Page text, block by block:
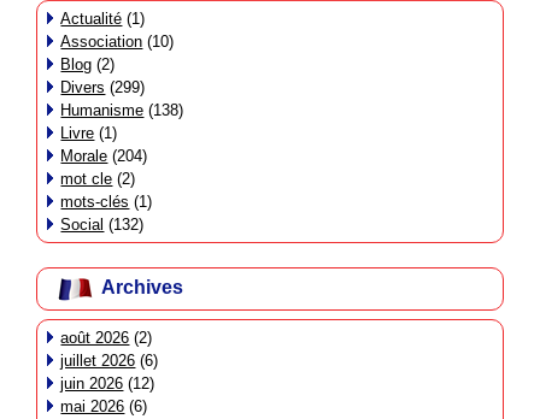
Actualité (1)
Association (10)
Blog (2)
Divers (299)
Humanisme (138)
Livre (1)
Morale (204)
mot cle (2)
mots-clés (1)
Social (132)
Archives
août 2026 (2)
juillet 2026 (6)
juin 2026 (12)
mai 2026 (6)